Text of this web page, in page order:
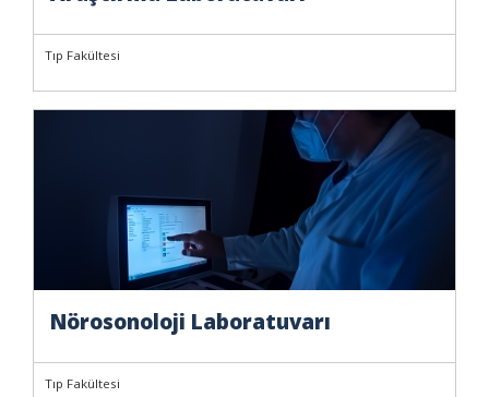
Tıp Fakültesi
Nörosonoloji Laboratuvarı
Tıp Fakültesi